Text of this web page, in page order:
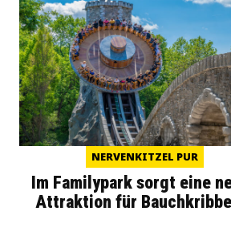
NERVENKITZEL PUR
Im Familypark sorgt eine
Attraktion für